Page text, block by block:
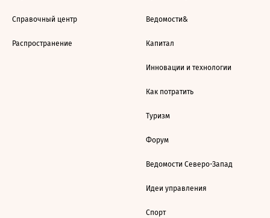
Справочный центр
Распространение
Ведомости&
Капитал
Инновации и технологии
Как потратить
Туризм
Форум
Ведомости Северо-Запад
Идеи управления
Спорт